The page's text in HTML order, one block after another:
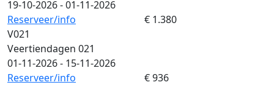
19-10-2026 - 01-11-2026
Reserveer/info
€ 1.380
V021
Veertiendagen 021
01-11-2026 - 15-11-2026
Reserveer/info
€ 936